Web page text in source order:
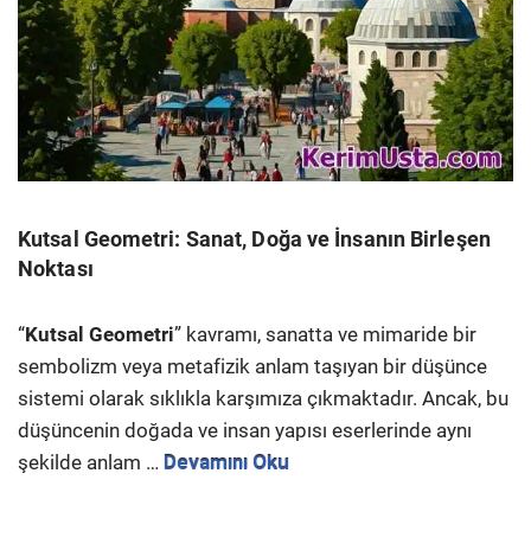
Kutsal Geometri: Sanat, Doğa ve İnsanın Birleşen
Noktası
“Kutsal Geometri” kavramı, sanatta ve mimaride bir
sembolizm veya metafizik anlam taşıyan bir düşünce
sistemi olarak sıklıkla karşımıza çıkmaktadır. Ancak, bu
düşüncenin doğada ve insan yapısı eserlerinde aynı
şekilde anlam … Devamını Oku